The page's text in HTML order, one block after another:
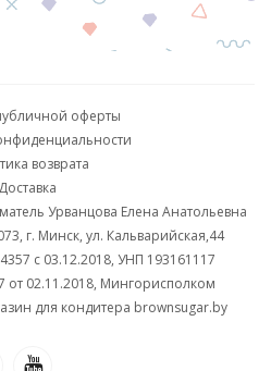
оферты
возврата
Доставка
Урванцова Елена Анатольевна
г. Минск, ул. Кальварийская,44
с 03.12.2018, УНП 193161117
от 02.11.2018, Мингорисполком
для кондитера brownsugar.by